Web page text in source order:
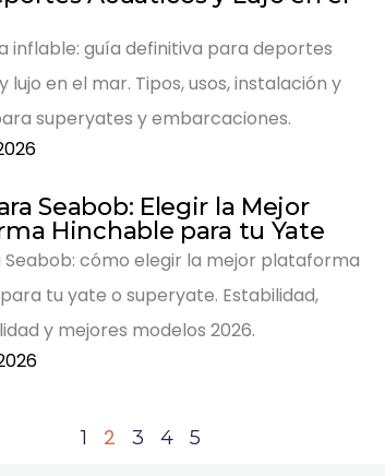
inflable: guía definitiva para deportes
lujo en el mar. Tipos, usos, instalación y
superyates y embarcaciones.
Seabob: Elegir la Mejor
Hinchable para tu Yate
Seabob: cómo elegir la mejor plataforma
tu yate o superyate. Estabilidad,
y mejores modelos 2026.
1 2 3 4 5